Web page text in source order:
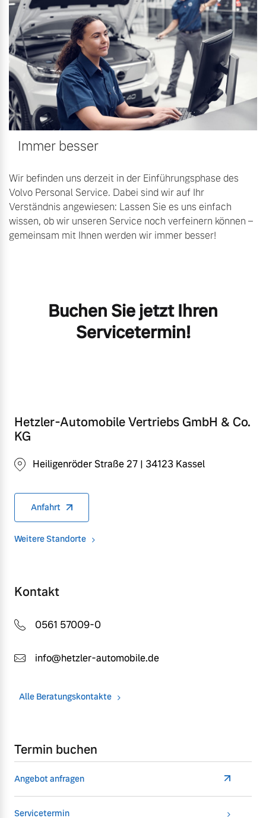
Immer besser
Wir befinden uns derzeit in der Einführungsphase des
Volvo Personal Service. Dabei sind wir auf Ihr
Verständnis angewiesen: Lassen Sie es uns einfach
wissen, ob wir unseren Service noch verfeinern können –
gemeinsam mit Ihnen werden wir immer besser!
Buchen Sie jetzt Ihren
Servicetermin!
Hetzler-Automobile Vertriebs GmbH & Co.
KG
Heiligenröder Straße 27 | 34123 Kassel
Anfahrt
Weitere Standorte
Kontakt
0561 57009-0
info@hetzler-automobile.de
Alle Beratungskontakte
Termin buchen
Angebot anfragen
Servicetermin